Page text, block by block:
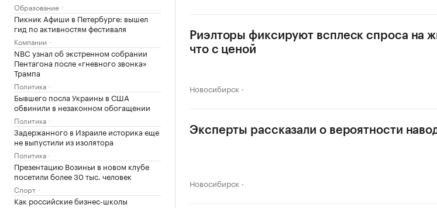
Образование
Пикник Афиши в Петербурге: вышел
гид по активностям фестиваля
Компании
NBC узнал об экстренном собрании
Пентагона после «гневного звонка»
Трампа
Политика
Бывшего посла Украины в США
обвинили в незаконном обогащении
Политика
Задержанного в Израиле историка еще
не выпустили из изолятора
Политика
Презентацию Возиньи в новом клубе
посетили более 30 тыс. человек
Спорт
Как российские бизнес-школы
Риэлторы фиксируют всплеск спроса на
что с ценой
Новосибирск
Эксперты рассказали о вероятности
Новосибирск